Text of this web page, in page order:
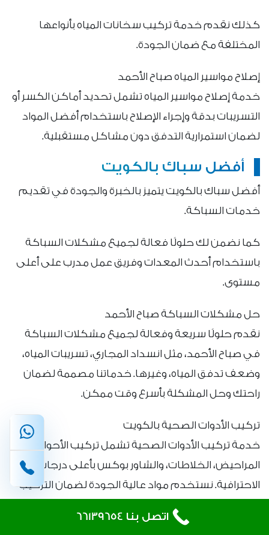
كذلك نقدم خدمة تركيب سخانات المياه بأنواعها
المختلفة مع ضمان الجودة.
إصلاح مواسير المياه صباح الأحمد
خدمة إصلاح مواسير المياه تشمل تحديد أماكن الكسر أو
التسريبات بدقة وإجراء الإصلاح باستخدام أفضل المواد
لضمان استمرارية التدفق دون مشاكل مستقبلية.
أفضل سباك بالكويت
أفضل سباك بالكويت يتميز بالخبرة والجودة في تقديم
خدمات السباكة.
كما نضمن لك حلولًا فعالة لجميع مشكلات السباكة
باستخدام أحدث المعدات وفريق عمل مدرب على أعلى
مستوى.
حل مشكلات السباكة صباح الأحمد
نقدم حلولًا سريعة وفعالة لجميع مشكلات السباكة
في صباح الأحمد، مثل انسداد المجاري، تسريبات المياه،
وضعف تدفق المياه، وغيرها. خدماتنا مصممة لضمان
راحتك وحل المشكلة بأسرع وقت ممكن.
تركيب الأدوات الصحية بالكويت
خدمة تركيب الأدوات الصحية تشمل تركيب الأحواض،
المراحيض، الخلاطات، والشاور بوكس بأعلى درجات
الاحترافية. نستخدم مواد عالية الجودة لضمان التركيب
اتصل بنا 66139654